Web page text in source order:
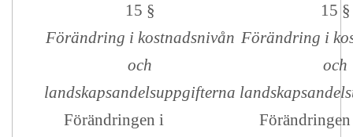
15 §
Förändring i kostnadsnivån
och
landskapsandelsuppgifterna
Förändringen i
15 §
Förändring i
och